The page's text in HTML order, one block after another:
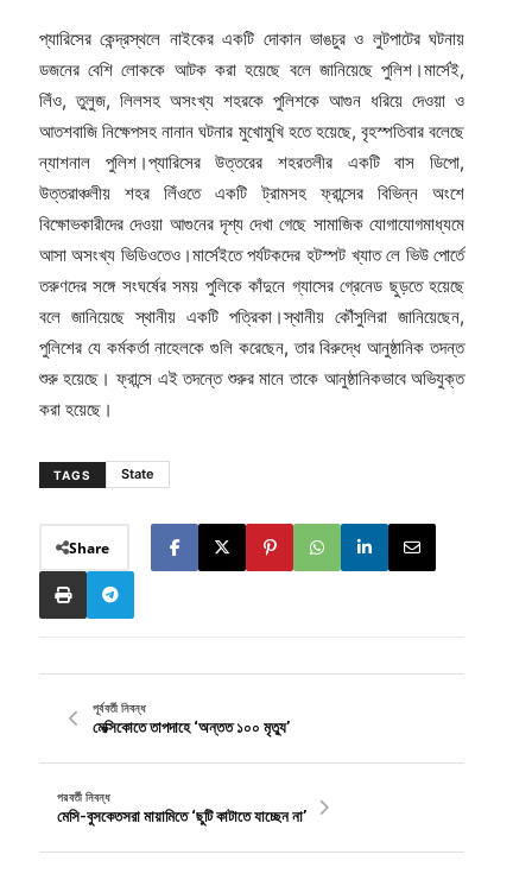
প্যারিসের কেন্দ্রস্থলে নাইকের একটি দোকান ভাঙচুর ও লুটপাটের ঘটনায়
ডজনের বেশি লোককে আটক করা হয়েছে বলে জানিয়েছে পুলিশ।মার্সেই,
লিঁও, তুলুজ, লিলসহ অসংখ্য শহরকে পুলিশকে আগুন ধরিয়ে দেওয়া ও
আতশবাজি নিক্ষেপসহ নানান ঘটনার মুখোমুখি হতে হয়েছে, বৃহস্পতিবার বলেছে
ন্যাশনাল পুলিশ।প্যারিসের উত্তরের শহরতলীর একটি বাস ডিপো,
উত্তরাঞ্চলীয় শহর লিঁওতে একটি ট্রামসহ ফ্রান্সের বিভিন্ন অংশে
বিক্ষোভকারীদের দেওয়া আগুনের দৃশ্য দেখা গেছে সামাজিক যোগাযোগমাধ্যমে
আসা অসংখ্য ভিডিওতেও।মার্সেইতে পর্যটকদের হটস্পট খ্যাত লে ভিউ পোর্তে
তরুণদের সঙ্গে সংঘর্ষের সময় পুলিকে কাঁদুনে গ্যাসের গ্রেনেড ছুড়তে হয়েছে
বলে জানিয়েছে স্থানীয় একটি পত্রিকা।স্থানীয় কৌঁসুলিরা জানিয়েছেন,
পুলিশের যে কর্মকর্তা নাহেলকে গুলি করেছেন, তার বিরুদ্ধে আনুষ্ঠানিক তদন্ত
শুরু হয়েছে। ফ্রান্সে এই তদন্তে শুরুর মানে তাকে আনুষ্ঠানিকভাবে অভিযুক্ত
করা হয়েছে।
TAGS State
Share
পূর্ববর্তী নিবন্ধ
মেক্সিকোতে তাপদাহে ‘অন্তত ১০০ মৃত্যু’
পরবর্তী নিবন্ধ
মেসি-বুসকেতসরা মায়ামিতে ‘ছুটি কাটাতে যাচ্ছেন না’